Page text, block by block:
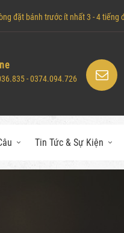
đặt bánh trước ít nhất 3 - 4
- 0374.094.726
Tin Tức & Sự Kiện